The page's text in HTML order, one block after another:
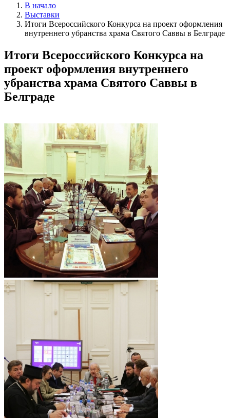
В начало
Выставки
Итоги Всероссийского Конкурса на проект оформления
внутреннего убранства храма Святого Саввы в Белграде
Итоги Всероссийского Конкурса на
проект оформления внутреннего
убранства храма Святого Саввы в
Белграде